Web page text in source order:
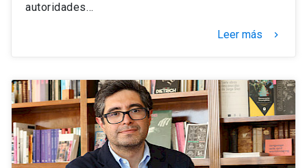
autoridades…
Leer más keyboard_arrow_right